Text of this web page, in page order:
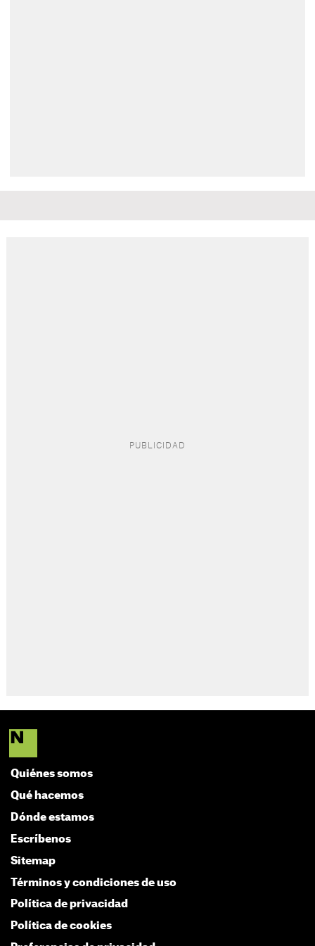
Quiénes somos
Qué hacemos
Dónde estamos
Escríbenos
Sitemap
Términos y condiciones de uso
Política de privacidad
Política de cookies